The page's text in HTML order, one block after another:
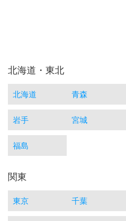
北海道・東北
北海道 青森
岩手 宮城
福島
関東
東京 千葉